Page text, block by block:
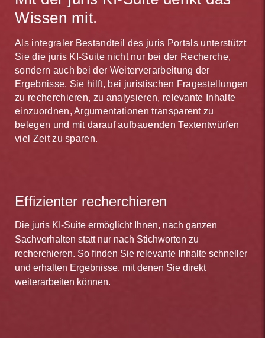
Wissen mit.
Als integraler Bestandteil des juris Portals unterstützt
Sie die juris KI-Suite nicht nur bei der Recherche,
sondern auch bei der Weiterverarbeitung der
Ergebnisse. Sie hilft, bei juristischen Fragestellungen
zu recherchieren, zu analysieren, relevante Inhalte
einzuordnen, Argumentationen transparent zu
belegen und mit darauf aufbauenden Textentwürfen
viel Zeit zu sparen.
Effizienter recherchieren
Die juris KI-Suite ermöglicht Ihnen, nach ganzen
Sachverhalten statt nur nach Stichworten zu
recherchieren. So finden Sie relevante Inhalte schneller
und erhalten Ergebnisse, mit denen Sie direkt
weiterarbeiten können.